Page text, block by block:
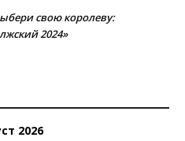
свою королеву:
2024»
2026